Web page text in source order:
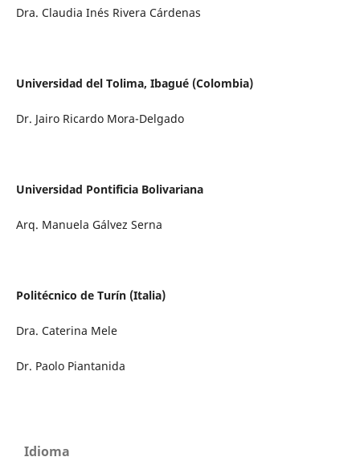
Dra. Claudia Inés Rivera Cárdenas
Universidad del Tolima, Ibagué (Colombia)
Dr. Jairo Ricardo Mora-Delgado
Universidad Pontificia Bolivariana
Arq. Manuela Gálvez Serna
Politécnico de Turín (Italia)
Dra. Caterina Mele
Dr. Paolo Piantanida
Idioma